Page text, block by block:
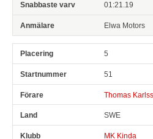
01:21.19
Elwa Motors
5
51
Thomas
SWE
MK Kinda